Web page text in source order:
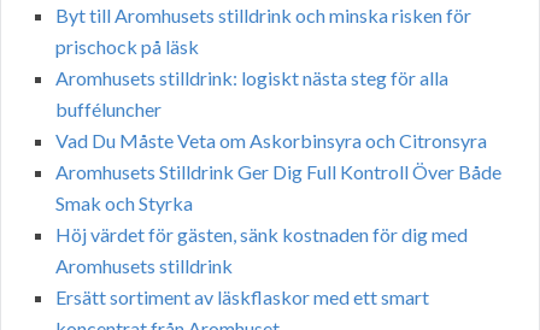
Byt till Aromhusets stilldrink och minska risken för
prischock på läsk
Aromhusets stilldrink: logiskt nästa steg för alla
bufféluncher
Vad Du Måste Veta om Askorbinsyra och Citronsyra
Aromhusets Stilldrink Ger Dig Full Kontroll Över Både
Smak och Styrka
Höj värdet för gästen, sänk kostnaden för dig med
Aromhusets stilldrink
Ersätt sortiment av läskflaskor med ett smart